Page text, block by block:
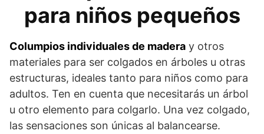
para niños pequeños
Columpios individuales de madera y otros
materiales para ser colgados en árboles u otras
estructuras, ideales tanto para niños como para
adultos. Ten en cuenta que necesitarás un árbol
u otro elemento para colgarlo. Una vez colgado,
las sensaciones son únicas al balancearse.